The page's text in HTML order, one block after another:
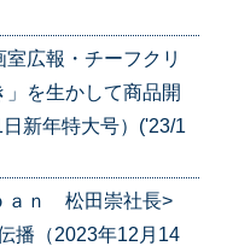
広報・チーフクリ
を生かして商品開
新年特大号）('23/1
ａｎ 松田崇社長>
播（2023年12月14